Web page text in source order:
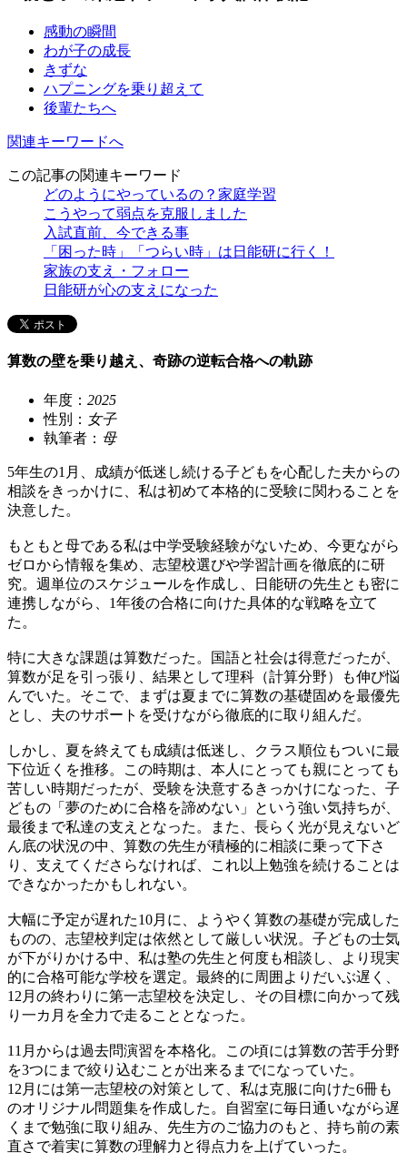
感動の瞬間
わが子の成長
きずな
ハプニングを乗り超えて
後輩たちへ
関連キーワードへ
この記事の関連キーワード
どのようにやっているの？家庭学習
こうやって弱点を克服しました
入試直前、今できる事
「困った時」「つらい時」は日能研に行く！
家族の支え・フォロー
日能研が心の支えになった
算数の壁を乗り越え、奇跡の逆転合格への軌跡
年度： 2025
性別： 女子
執筆者： 母
5年生の1月、成績が低迷し続ける子どもを心配した夫からの
相談をきっかけに、私は初めて本格的に受験に関わることを
決意した。
もともと母である私は中学受験経験がないため、今更ながら
ゼロから情報を集め、志望校選びや学習計画を徹底的に研
究。週単位のスケジュールを作成し、日能研の先生とも密に
連携しながら、1年後の合格に向けた具体的な戦略を立て
た。
特に大きな課題は算数だった。国語と社会は得意だったが、
算数が足を引っ張り、結果として理科（計算分野）も伸び悩
んでいた。そこで、まずは夏までに算数の基礎固めを最優先
とし、夫のサポートを受けながら徹底的に取り組んだ。
しかし、夏を終えても成績は低迷し、クラス順位もついに最
下位近くを推移。この時期は、本人にとっても親にとっても
苦しい時期だったが、受験を決意するきっかけになった、子
どもの「夢のために合格を諦めない」という強い気持ちが、
最後まで私達の支えとなった。また、長らく光が見えないど
ん底の状況の中、算数の先生が積極的に相談に乗って下さ
り、支えてくださらなければ、これ以上勉強を続けることは
できなかったかもしれない。
大幅に予定が遅れた10月に、ようやく算数の基礎が完成した
ものの、志望校判定は依然として厳しい状況。子どもの士気
が下がりかける中、私は塾の先生と何度も相談し、より現実
的に合格可能な学校を選定。最終的に周囲よりだいぶ遅く、
12月の終わりに第一志望校を決定し、その目標に向かって残
り一カ月を全力で走ることとなった。
11月からは過去問演習を本格化。この頃には算数の苦手分野
を3つにまで絞り込むことが出来るまでになっていた。
12月には第一志望校の対策として、私は克服に向けた6冊も
のオリジナル問題集を作成した。自習室に毎日通いながら遅
くまで勉強に取り組み、先生方のご協力のもと、持ち前の素
直さで着実に算数の理解力と得点力を上げていった。